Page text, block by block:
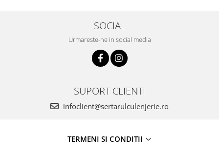
SOCIAL
Urmareste-ne in social media
SUPORT CLIENTI
infoclient@sertarulculenjerie.ro
TERMENI SI CONDITII